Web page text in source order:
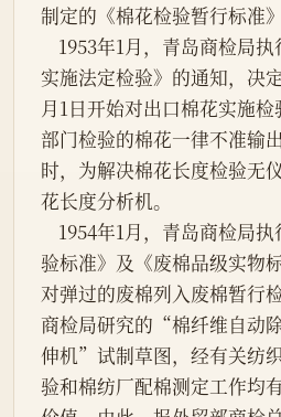
制定的《棉花检验暂行标准》
实施法定检验》的通知，决
月1日开始对出口棉花实施
部门检验的棉花一律不准输
时，为解决棉花长度检验无
花长度分析机。
验标准》及《废棉品级实物标
对弹过的废棉列入废棉暂行
商检局研究的“棉纤维自动
伸机”试制草图，经有关纺
验和棉纺厂配棉测定工作均